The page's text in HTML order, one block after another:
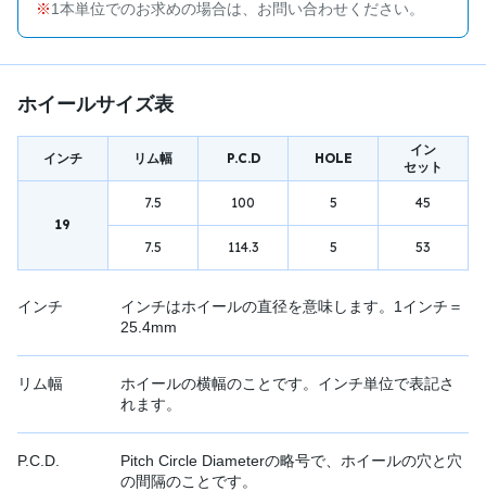
1本単位でのお求めの場合は、お問い合わせください。
ホイールサイズ表
インチ リム幅 P.C.D HOLE
イン
セット
19
7.5 100 5 45
7.5 114.3 5 53
インチ
インチはホイールの直径を意味します。1インチ＝
25.4mm
リム幅
ホイールの横幅のことです。インチ単位で表記さ
れます。
P.C.D.
Pitch Circle Diameterの略号で、ホイールの穴と穴
の間隔のことです。